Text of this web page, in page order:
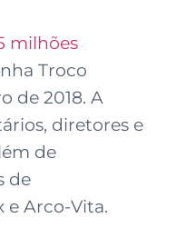
milhões
Troco
de 2018. A
diretores e
de
de
e Arco-Vita.